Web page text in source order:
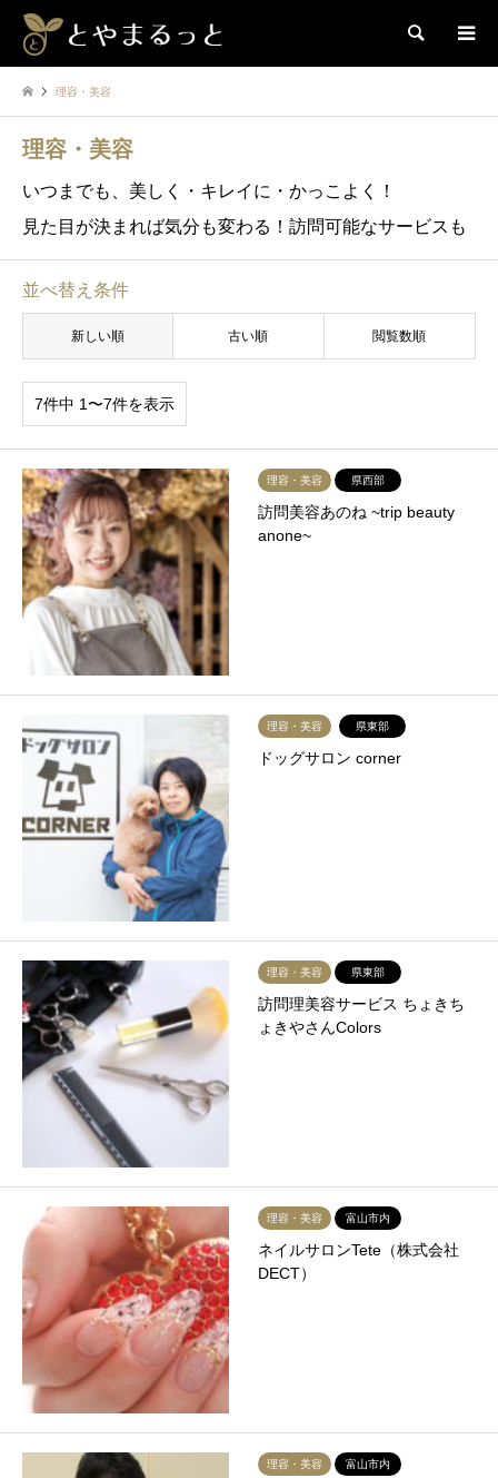
検索
理容・美容
理容・美容
いつまでも、美しく・キレイに・かっこよく！
見た目が決まれば気分も変わる！訪問可能なサービスも
並べ替え条件
新しい順 古い順 閲覧数順
7件中 1〜7件を表示
理容・美容 県西部
訪問美容あのね ~trip beauty
anone~
理容・美容 県東部
ドッグサロン corner
理容・美容 県東部
訪問理美容サービス ちょきち
ょきやさんColors
理容・美容 富山市内
ネイルサロンTete（株式会社
DECT）
理容・美容 富山市内